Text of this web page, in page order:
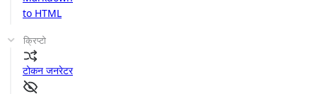
to HTML
क्रिप्टो
टोकन जनरेटर